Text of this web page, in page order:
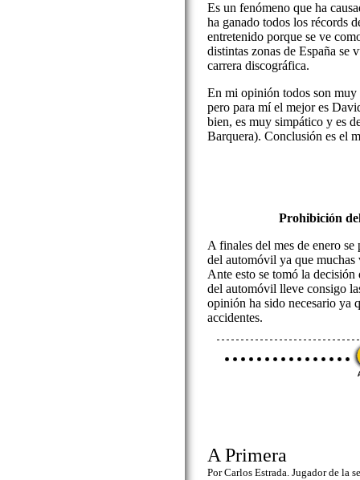
Es un fenómeno que ha
ha ganado todos los récords
entretenido porque se ve
distintas zonas de España se
carrera discográfica.
En mi opinión todos son
pero para mí el mejor es
bien, es muy simpático y es
Barquera). Conclusión es el
Prohibición
A finales del mes de enero
del automóvil ya que muchas
Ante esto se tomó la
del automóvil lleve consigo
opinión ha sido necesario ya
accidentes.
A Primera
Por Carlos Estrada. Jugador de la